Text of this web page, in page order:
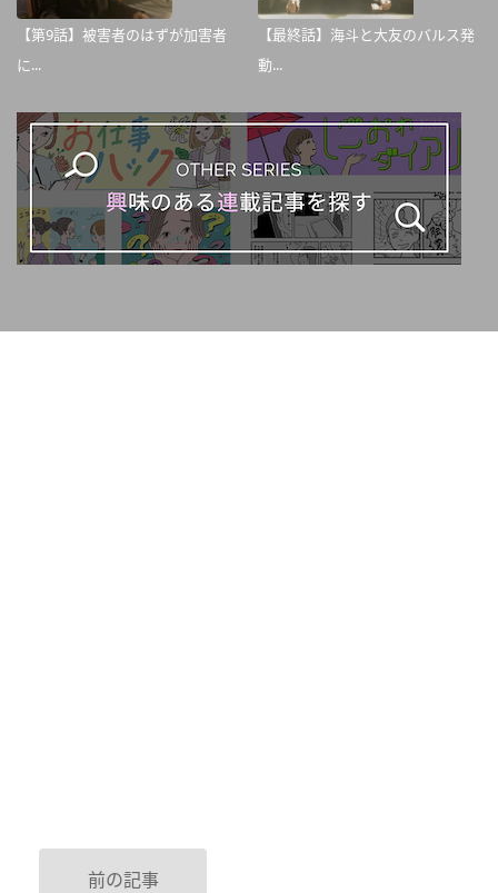
【第9話】被害者のはずが加害者
に...
【最終話】海斗と大友のバルス発
動...
前の記事